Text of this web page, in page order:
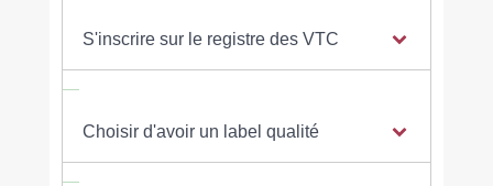
S'inscrire sur le registre des VTC
Choisir d'avoir un label qualité